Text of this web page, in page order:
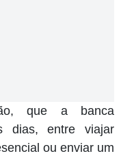
que a banca
dias, entre viajar
ou enviar um